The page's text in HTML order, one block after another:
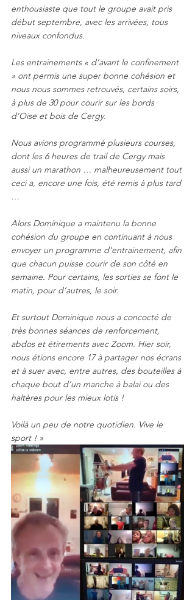
enthousiaste que tout le groupe avait pris
début septembre, avec les arrivées, tous
niveaux confondus.
Les entrainements « d’avant le confinement
» ont permis une super bonne cohésion et
nous nous sommes retrouvés, certains soirs,
à plus de 30 pour courir sur les bords
d’Oise et bois de Cergy.
Nous avions programmé plusieurs courses,
dont les 6 heures de trail de Cergy mais
aussi un marathon … malheureusement tout
ceci a, encore une fois, été remis à plus tard
…
Alors Dominique a maintenu la bonne
cohésion du groupe en continuant à nous
envoyer un programme d’entrainement, afin
que chacun puisse courir de son côté en
semaine. Pour certains, les sorties se font le
matin, pour d’autres, le soir.
Et surtout Dominique nous a concocté de
très bonnes séances de renforcement,
abdos et étirements avec Zoom. Hier soir,
nous étions encore 17 à partager nos écrans
et à suer avec, entre autres, des bouteilles à
chaque bout d’un manche à balai ou des
haltères pour les mieux lotis !
Voilà un peu de notre quotidien. Vive le
sport ! »